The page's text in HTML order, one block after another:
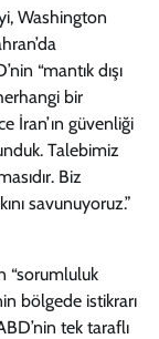
Washington
“mantık dışı
bir
İran’ın güvenliği
Talebimiz
Biz
savunuyoruz.”
“sorumluluk
bölgede istikrarı
tek taraflı